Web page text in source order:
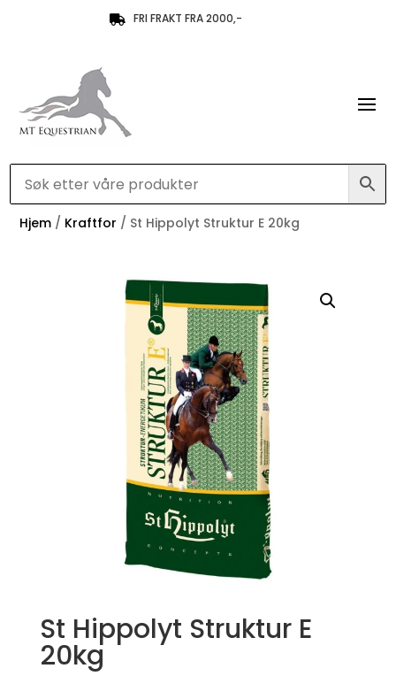
 FRI FRAKT FRA 2000,-
Hjem / Kraftfor / St Hippolyt Struktur E 20kg
St Hippolyt Struktur E
20kg